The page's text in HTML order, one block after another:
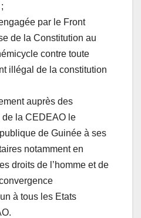
par le Front
de la Constitution au
contre toute
illégal de la constitution
auprès des
de la CEDEAO le
de Guinée à ses
notamment en
droits de l’homme et de
à tous les Etats